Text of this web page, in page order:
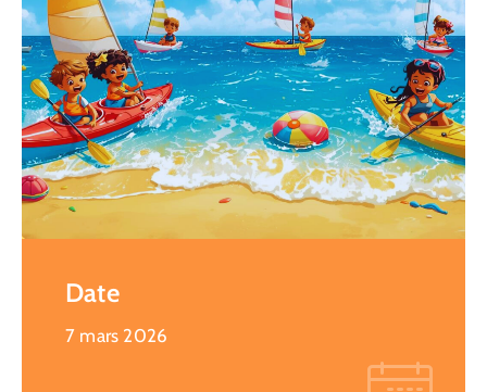
Date
7 mars 2026